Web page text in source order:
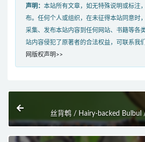
声明： 本站所有文章，如无特殊说明或标注
布。任何个人或组织，在未征得本站同意时
采集、发布本站内容到任何网站、书籍等各
站内容侵犯了原著者的合法权益，可联系我
网版权声明>>
丝背鹎 / Hairy-backed Bulbul